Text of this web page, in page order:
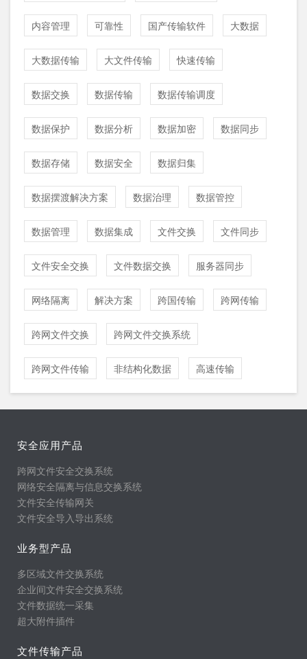
内容管理 可靠性 国产传输软件 大数据
大数据传输 大文件传输 快速传输
数据交换 数据传输 数据传输调度
数据保护 数据分析 数据加密 数据同步
数据存储 数据安全 数据归集
数据摆渡解决方案 数据治理 数据管控
数据管理 数据集成 文件交换 文件同步
文件安全交换 文件数据交换 服务器同步
网络隔离 解决方案 跨国传输 跨网传输
跨网文件交换 跨网文件交换系统
跨网文件传输 非结构化数据 高速传输
安全应用产品
跨网文件安全交换系统
网络安全隔离与信息交换系统
文件安全传输网关
文件安全导入导出系统
业务型产品
多区域文件交换系统
企业间文件安全交换系统
文件数据统一采集
超大附件插件
文件传输产品